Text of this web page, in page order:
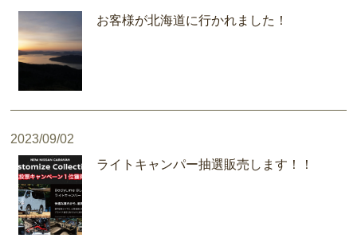
お客様が北海道に行かれました！
2023/09/02
ライトキャンパー抽選販売します！！